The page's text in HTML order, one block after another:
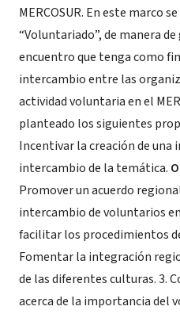
MERCOSUR. En este marco
“Voluntariado”, de manera
encuentro que tenga como
intercambio entre las
actividad voluntaria en el
planteado los siguientes
Incentivar la creación de una
intercambio de la temática.
Promover un acuerdo
intercambio de voluntarios
facilitar los procedimientos
Fomentar la integración
de las diferentes culturas. 3.
acerca de la importancia del